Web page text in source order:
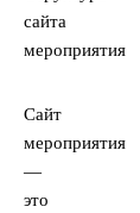
Сайт
мероприятия
—
это